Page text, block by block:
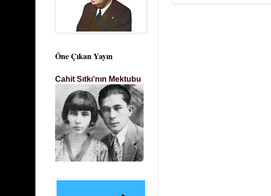
Öne Çıkan Yayın
Cahit Sıtkı'nın Mektubu